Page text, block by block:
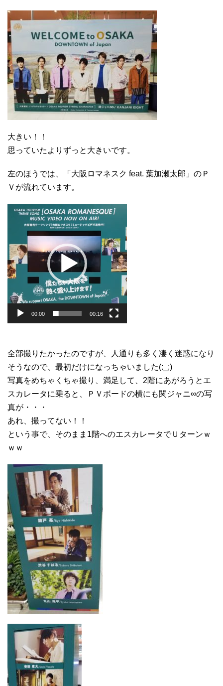
大きい！！
思っていたよりずっと大きいです。
左のほうでは、「大阪ロマネスク feat. 葉加瀬太郎」のＰ
Ｖが流れています。
動
ー
ヤ
ー
00:00 00:16
全部撮りたかったのですが、人通りも多く凄く迷惑になり
そうなので、最初だけになっちゃいました(:_;)
写真をめちゃくちゃ撮り、満足して、2階にあがろうとエ
スカレータに乗ると、ＰＶボードの横にも関ジャニ∞の写
真が・・・
あれ、撮ってない！！
という事で、そのまま1階へのエスカレータでＵターンｗ
ｗｗ